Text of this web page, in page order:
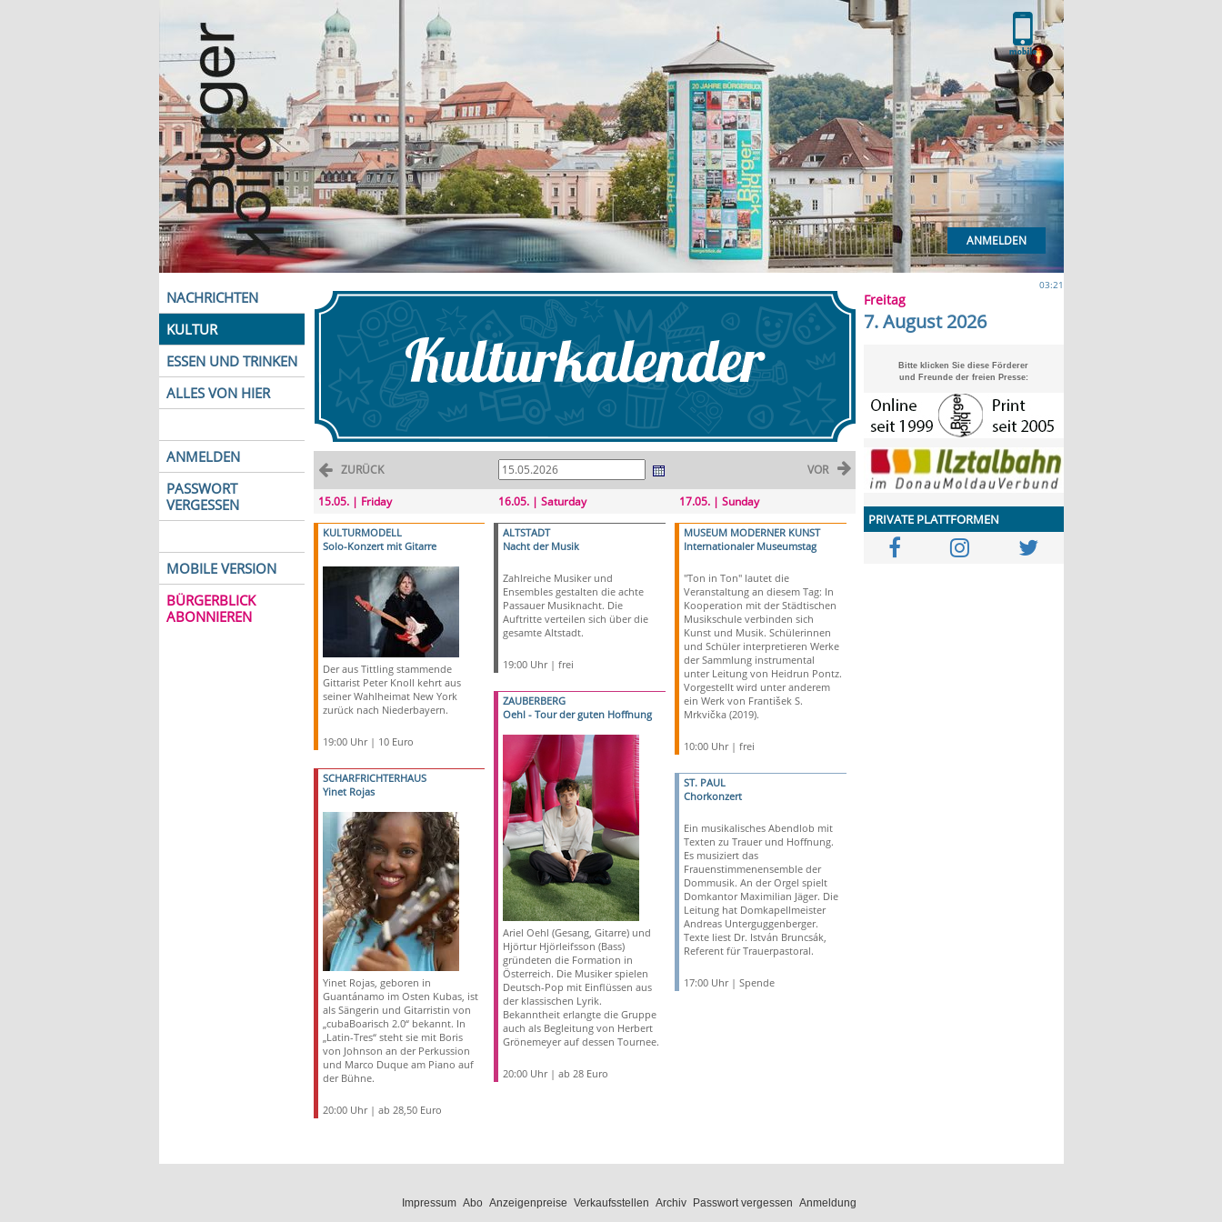
ANMELDEN
NACHRICHTEN
KULTUR
ESSEN UND TRINKEN
ALLES VON HIER
ANMELDEN
PASSWORT
VERGESSEN
MOBILE VERSION
BÜRGERBLICK
ABONNIEREN
ZURÜCK VOR
15.05. | Friday
KULTURMODELL
Solo-Konzert mit Gitarre
Der aus Tittling stammende
Gittarist Peter Knoll kehrt aus
seiner Wahlheimat New York
zurück nach Niederbayern.
19:00 Uhr | 10 Euro
SCHARFRICHTERHAUS
Yinet Rojas
Yinet Rojas, geboren in
Guantánamo im Osten Kubas, ist
als Sängerin und Gitarristin von
„cubaBoarisch 2.0“ bekannt. In
„Latin-Tres“ steht sie mit Boris
von Johnson an der Perkussion
und Marco Duque am Piano auf
der Bühne.
20:00 Uhr | ab 28,50 Euro
16.05. | Saturday
ALTSTADT
Nacht der Musik
Zahlreiche Musiker und
Ensembles gestalten die achte
Passauer Musiknacht. Die
Auftritte verteilen sich über die
gesamte Altstadt.
19:00 Uhr | frei
ZAUBERBERG
Oehl - Tour der guten Hoffnung
Ariel Oehl (Gesang, Gitarre) und
Hjörtur Hjörleifsson (Bass)
gründeten die Formation in
Österreich. Die Musiker spielen
Deutsch-Pop mit Einflüssen aus
der klassischen Lyrik.
Bekanntheit erlangte die Gruppe
auch als Begleitung von Herbert
Grönemeyer auf dessen Tournee.
20:00 Uhr | ab 28 Euro
17.05. | Sunday
MUSEUM MODERNER KUNST
Internationaler Museumstag
"Ton in Ton" lautet die
Veranstaltung an diesem Tag: In
Kooperation mit der Städtischen
Musikschule verbinden sich
Kunst und Musik. Schülerinnen
und Schüler interpretieren Werke
der Sammlung instrumental
unter Leitung von Heidrun Pontz.
Vorgestellt wird unter anderem
ein Werk von František S.
Mrkvička (2019).
10:00 Uhr | frei
ST. PAUL
Chorkonzert
Ein musikalisches Abendlob mit
Texten zu Trauer und Hoffnung.
Es musiziert das
Frauenstimmenensemble der
Dommusik. An der Orgel spielt
Domkantor Maximilian Jäger. Die
Leitung hat Domkapellmeister
Andreas Unterguggenberger.
Texte liest Dr. István Bruncsák,
Referent für Trauerpastoral.
17:00 Uhr | Spende
03:21
Freitag
7. August 2026
Bitte klicken Sie diese Förderer
und Freunde der freien Presse:
PRIVATE PLATTFORMEN
Impressum Abo Anzeigenpreise Verkaufsstellen Archiv Passwort vergessen Anmeldung